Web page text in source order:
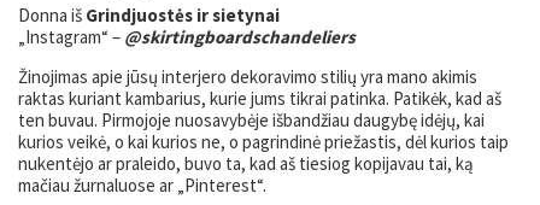
Donna iš Grindjuostės ir sietynai
„Instagram“ – @skirtingboardschandeliers
Žinojimas apie jūsų interjero dekoravimo stilių yra mano akimis
raktas kuriant kambarius, kurie jums tikrai patinka. Patikėk, kad aš
ten buvau. Pirmojoje nuosavybėje išbandžiau daugybę idėjų, kai
kurios veikė, o kai kurios ne, o pagrindinė priežastis, dėl kurios taip
nukentėjo ar praleido, buvo ta, kad aš tiesiog kopijavau tai, ką
mačiau žurnaluose ar „Pinterest“.